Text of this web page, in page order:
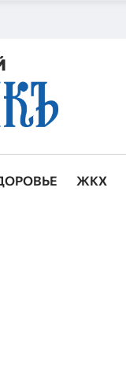
ЖКХ